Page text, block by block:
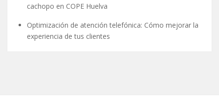
cachopo en COPE Huelva
Optimización de atención telefónica: Cómo mejorar la
experiencia de tus clientes